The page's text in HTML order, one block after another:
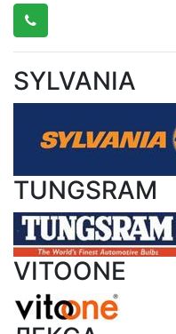
SYLVANIA
TUNGSRAM
VITOONE